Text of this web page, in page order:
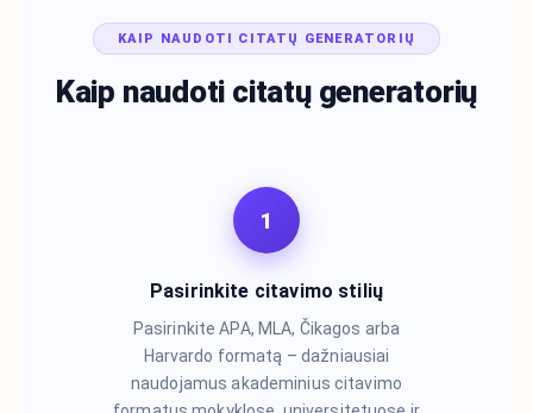
KAIP NAUDOTI CITATŲ GENERATORIŲ
Kaip naudoti citatų generatorių
1
Pasirinkite citavimo stilių
Pasirinkite APA, MLA, Čikagos arba
Harvardo formatą – dažniausiai
naudojamus akademinius citavimo